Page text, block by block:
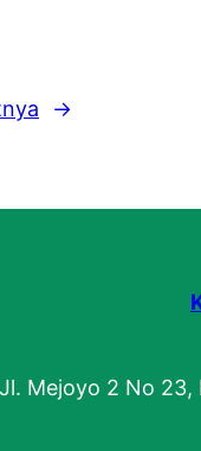
→
Jl. Mejoyo 2 No 23,